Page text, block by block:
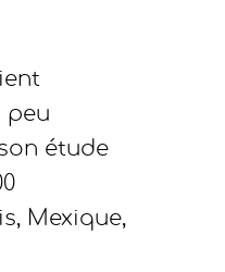
peu
étude
Mexique,